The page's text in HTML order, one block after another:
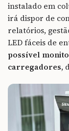
instalado em
irá dispor de
relatórios,
LED fáceis de
possível
carregadores,